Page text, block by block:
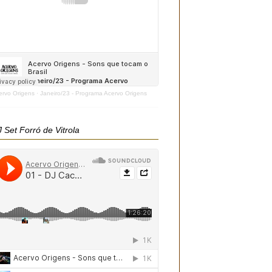
Origens · Janeiro/23 - Programa Acervo Origens
Set Forró de Vitrola